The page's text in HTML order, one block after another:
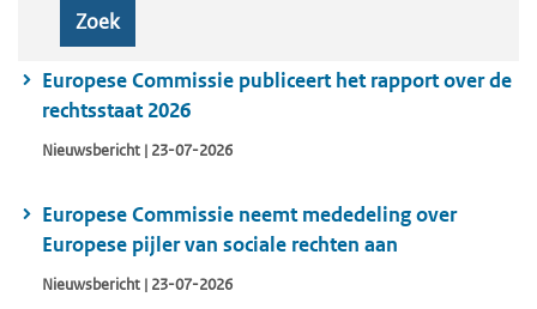
Zoek
Europese Commissie publiceert het rapport over de
rechtsstaat 2026
Nieuwsbericht | 23-07-2026
Europese Commissie neemt mededeling over
Europese pijler van sociale rechten aan
Nieuwsbericht | 23-07-2026